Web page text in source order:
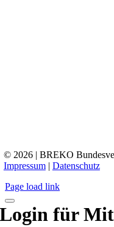
© 2026 | BREKO
Impressum| Datenschutz
Page load link
Login für